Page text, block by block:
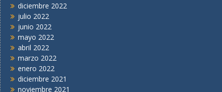
diciembre 2022
julio 2022
junio 2022
mayo 2022
abril 2022
marzo 2022
enero 2022
diciembre 2021
noviembre 2021